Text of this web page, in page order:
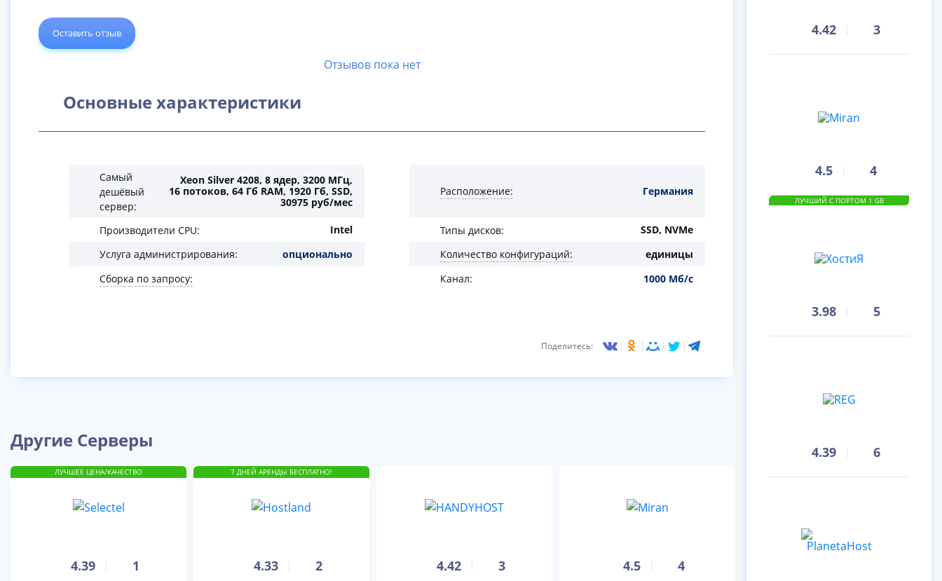
Оставить отзыв
Отзывов пока нет
Основные характеристики
Самый
дешёвый
сервер:
Xeon Silver 4208, 8 ядер, 3200 МГц,
16 потоков, 64 Гб RAM, 1920 Гб, SSD,
30975 руб/мес
Расположение: Германия
Производители CPU: Intel Типы дисков:
SSD, NVMe
Услуга администрирования:
опционально Количество конфигураций:
единицы
Сборка по запросу:
Канал: 1000 Мб/с
Поделитесь:
Другие Серверы
ЛУЧШЕЕ ЦЕНА/КАЧЕСТВО
4.39 1
7 ДНЕЙ АРЕНДЫ БЕСПЛАТНО!
4.33 2 4.42 3 4.5 4
4.42 3
4.5 4
ЛУЧШИЙ С ПОРТОМ 1 GB
3.98 5
4.39 6